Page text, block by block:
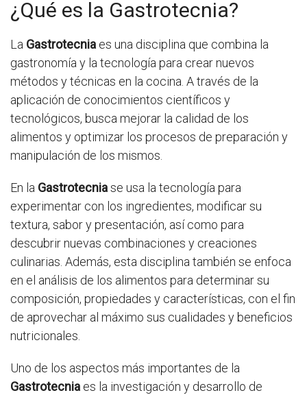
¿Qué es la Gastrotecnia?
La Gastrotecnia es una disciplina que combina la
gastronomía y la tecnología para crear nuevos
métodos y técnicas en la cocina. A través de la
aplicación de conocimientos científicos y
tecnológicos, busca mejorar la calidad de los
alimentos y optimizar los procesos de preparación y
manipulación de los mismos.
En la Gastrotecniase usa la tecnología para
experimentar con los ingredientes, modificar su
textura, sabor y presentación, así como para
descubrir nuevas combinaciones y creaciones
culinarias. Además, esta disciplina también se enfoca
en el análisis de los alimentos para determinar su
composición, propiedades y características, con el fin
de aprovechar al máximo sus cualidades y beneficios
nutricionales.
Uno de los aspectos más importantes de la
Gastrotecnia es la investigación y desarrollo de